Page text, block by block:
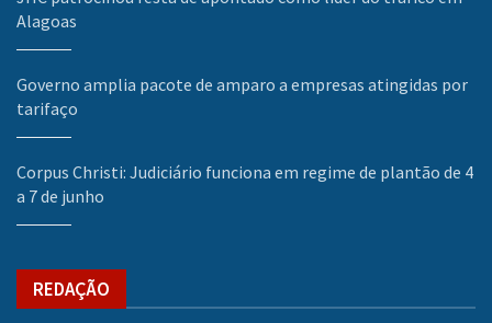
Alagoas
Governo amplia pacote de amparo a empresas atingidas por
tarifaço
Corpus Christi: Judiciário funciona em regime de plantão de 4
a 7 de junho
REDAÇÃO